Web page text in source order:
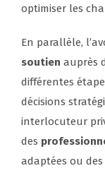
optimiser les
En parallèle,
soutien auprès
différentes
décisions
interlocuteur
des
adaptées ou des